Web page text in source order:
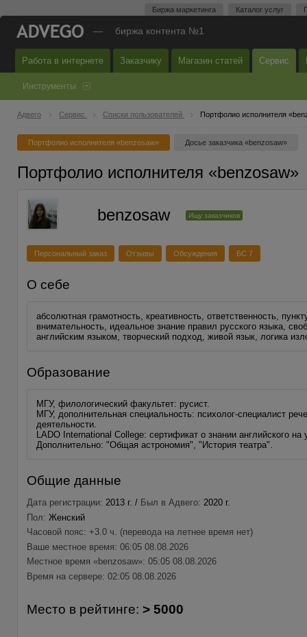
Биржа маркетинга Каталог услуг
— биржа контента №1
Работа в интернете Заказчику Магазин статей Сервис
Инструменты
Адвего Сервис Списки пользователей Портфолио исполнителя
Портфолио исполнителя «benzosaw» Досье заказчика «benzosaw»
Портфолио исполнителя «benzosaw»
benzosaw Ищу заказчиков
Персональный заказ Отзывы Обсуждения БС 7
О себе
абсолютная грамотность, креативность, ответственность,
внимательность, идеальное знание правил русского языка,
английским языком, творческий подход, живой язык, логика
Образование
МГУ, филологический факультет: русист.
МГУ, дополнительная специальность: психолог-специалист
деятельности.
LADO International College: сертификат о знании английского на
Дополнительно: "Общая астрономия", "История театра".
Общие данные
Дата регистрации: 2013 г. / Был в Адвего: 2020 г.
Пол: Женский
Часовой пояс: +3.0 ч. (перевода на летнее время нет)
Ваше местное время: 06:05 08.08.2026
Местное время «benzosaw»: 05:05 08.08.2026
Время на сервере: 02:05 08.08.2026
Место в рейтинге: > 5000